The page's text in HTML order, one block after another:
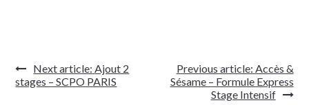
de
Previous article: Accès &
Sésame – Formule Express
Stage Intensif
Next article: Ajout 2
stages – SCPO PARIS